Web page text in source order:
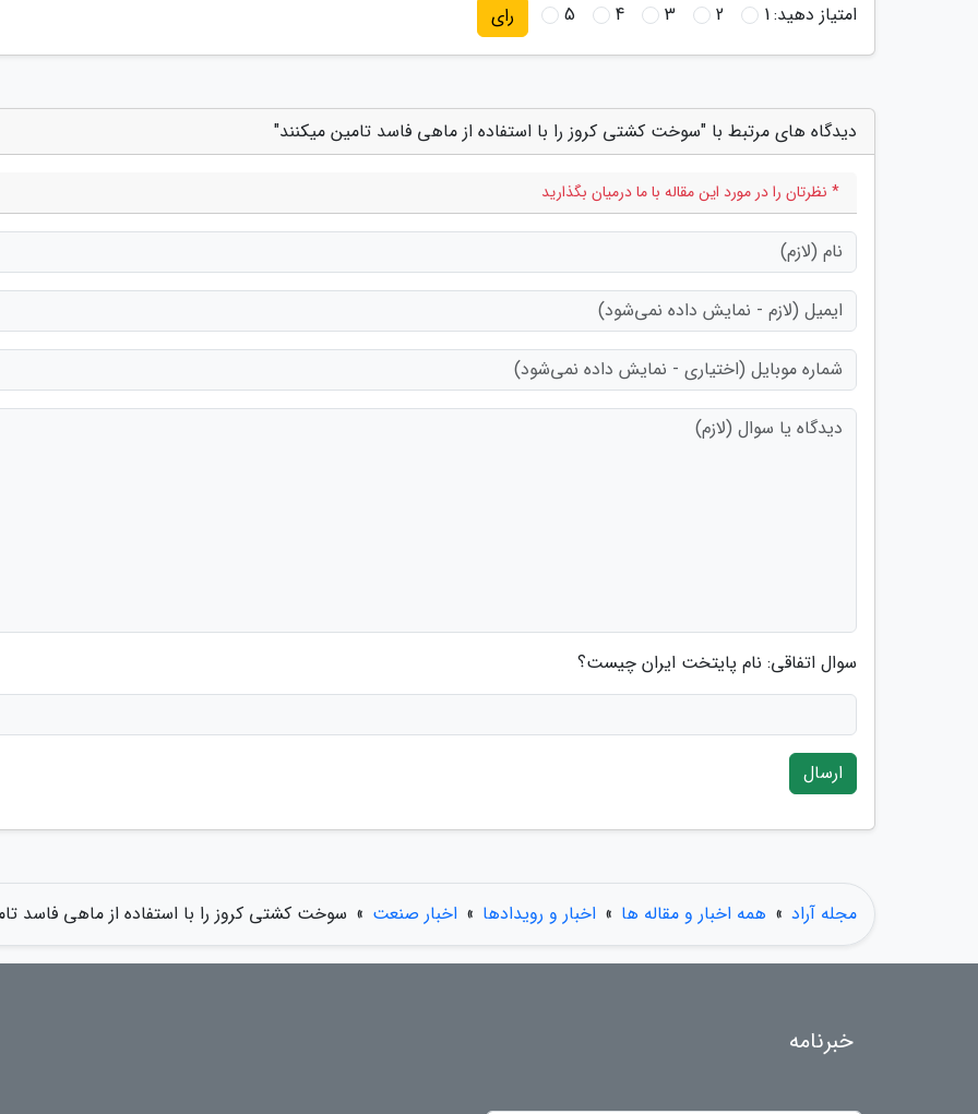
امتیاز دهید:1
2
3
4
5 رای
دیدگاه های مرتبط با "سوخت کشتی کروز را با استفاده از ماهی فاسد تامین میکنند"
* نظرتان را در مورد این مقاله با ما درمیان بگذارید
سوال اتفاقی: نام پایتخت ایران چیست؟
ارسال
مجله آراد » همه اخبار و مقاله ها » اخبار و رویدادها » اخبار صنعت » سوخت کشتی کروز را با استفاده از ماهی فاسد
خبرنامه